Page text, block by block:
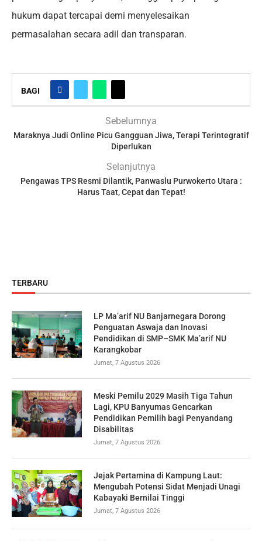
hukum dapat tercapai demi menyelesaikan
permasalahan secara adil dan transparan.
BAGI
Sebelumnya
Maraknya Judi Online Picu Gangguan Jiwa, Terapi Terintegratif
Diperlukan
Selanjutnya
Pengawas TPS Resmi Dilantik, Panwaslu Purwokerto Utara :
Harus Taat, Cepat dan Tepat!
TERBARU
LP Ma’arif NU Banjarnegara Dorong
Penguatan Aswaja dan Inovasi
Pendidikan di SMP–SMK Ma’arif NU
Karangkobar
Jumat, 7 Agustus 2026
Meski Pemilu 2029 Masih Tiga Tahun
Lagi, KPU Banyumas Gencarkan
Pendidikan Pemilih bagi Penyandang
Disabilitas
Jumat, 7 Agustus 2026
Jejak Pertamina di Kampung Laut:
Mengubah Potensi Sidat Menjadi Unagi
Kabayaki Bernilai Tinggi
Jumat, 7 Agustus 2026